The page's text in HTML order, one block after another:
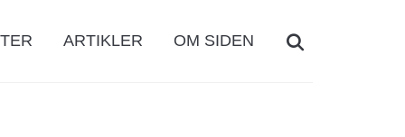
ARTIKLER OM SIDEN
Search